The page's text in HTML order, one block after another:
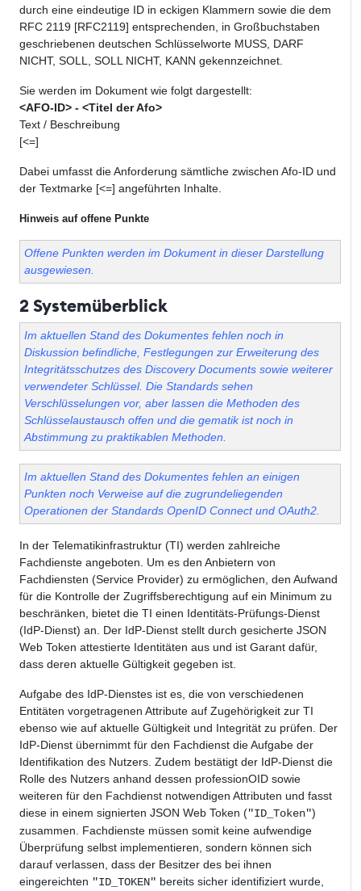
durch eine eindeutige ID in eckigen Klammern sowie die dem
RFC 2119 [RFC2119] entsprechenden, in Großbuchstaben
geschriebenen deutschen Schlüsselworte MUSS, DARF
NICHT, SOLL, SOLL NICHT, KANN gekennzeichnet.
Sie werden im Dokument wie folgt dargestellt:
<AFO-ID> - <Titel der Afo>
Text / Beschreibung
[<=]
Dabei umfasst die Anforderung sämtliche zwischen Afo-ID und
der Textmarke [<=] angeführten Inhalte.
Hinweis auf offene Punkte
Offene Punkten werden im Dokument in dieser Darstellung
ausgewiesen.
2 Systemüberblick
Im aktuellen Stand des Dokumentes fehlen noch in
Diskussion befindliche, Festlegungen zur Erweiterung des
Integritätsschutzes des Discovery Documents sowie weiterer
verwendeter Schlüssel. Die Standards sehen
Verschlüsselungen vor, aber lassen die Methoden des
Schlüsselaustausch offen und die gematik ist noch in
Abstimmung zu praktikablen Methoden.
Im aktuellen Stand des Dokumentes fehlen an einigen
Punkten noch Verweise auf die zugrundeliegenden
Operationen der Standards OpenID Connect und OAuth2.
In der Telematikinfrastruktur (TI) werden zahlreiche
Fachdienste angeboten. Um es den Anbietern von
Fachdiensten (Service Provider) zu ermöglichen, den Aufwand
für die Kontrolle der Zugriffsberechtigung auf ein Minimum zu
beschränken, bietet die TI einen Identitäts-Prüfungs-Dienst
(IdP-Dienst) an. Der IdP-Dienst stellt durch gesicherte JSON
Web Token attestierte Identitäten aus und ist Garant dafür,
dass deren aktuelle Gültigkeit gegeben ist.
Aufgabe des IdP-Dienstes ist es, die von verschiedenen
Entitäten vorgetragenen Attribute auf Zugehörigkeit zur TI
ebenso wie auf aktuelle Gültigkeit und Integrität zu prüfen. Der
IdP-Dienst übernimmt für den Fachdienst die Aufgabe der
Identifikation des Nutzers. Zudem bestätigt der IdP-Dienst die
Rolle des Nutzers anhand dessen professionOID sowie
weiteren für den Fachdienst notwendigen Attributen und fasst
diese in einem signierten JSON Web Token ("ID_Token")
zusammen. Fachdienste müssen somit keine aufwendige
Überprüfung selbst implementieren, sondern können sich
darauf verlassen, dass der Besitzer des bei ihnen
eingereichten "ID_TOKEN" bereits sicher identifiziert wurde,